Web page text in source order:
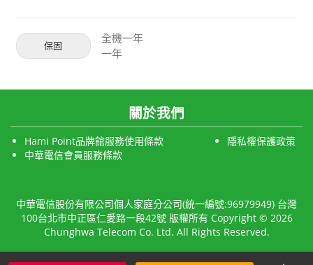
保固
全機一年
一年
關於我們
Hami Point品牌館服務使用條款
隱私權保護政策
中華電信會員服務條款
中華電信股份有限公司個人家庭分公司(統一編號:96979949) 台灣
100台北市中正區仁愛路一段42號 版權所有 Copyright © 2026
Chunghwa Telecom Co. Ltd. All Rights Reserved.